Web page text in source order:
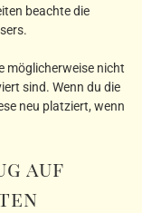
beachte die
möglicherweise nicht
sind. Wenn du die
neu platziert, wenn
auf